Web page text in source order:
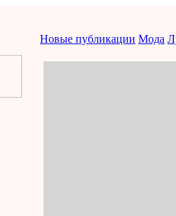
Новые публикации Мода